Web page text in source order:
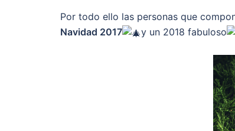
Por todo ello las personas que
Navidad 2017
y un 2018 fabuloso